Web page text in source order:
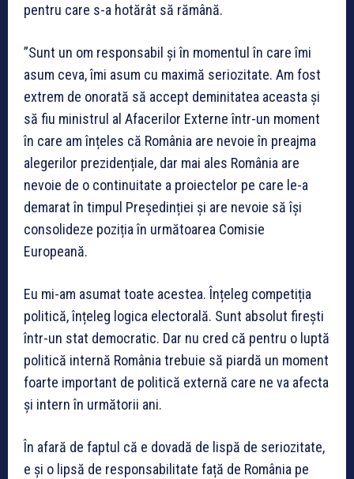
pentru care s-a hotărât să rămână.
”Sunt un om responsabil și în momentul în care îmi
asum ceva, îmi asum cu maximă seriozitate. Am fost
extrem de onorată să accept deminitatea aceasta și
să fiu ministrul al Afacerilor Externe într-un moment
în care am înțeles că România are nevoie în preajma
alegerilor prezidențiale, dar mai ales România are
nevoie de o continuitate a proiectelor pe care le-a
demarat în timpul Președinției și are nevoie să își
consolideze poziția în următoarea Comisie
Europeană.
Eu mi-am asumat toate acestea. Înțeleg competiția
politică, înțeleg logica electorală. Sunt absolut firești
într-un stat democratic. Dar nu cred că pentru o luptă
politică internă România trebuie să piardă un moment
foarte important de politică externă care ne va afecta
și intern în următorii ani.
În afară de faptul că e dovadă de lispă de seriozitate,
e și o lipsă de responsabilitate față de România pe